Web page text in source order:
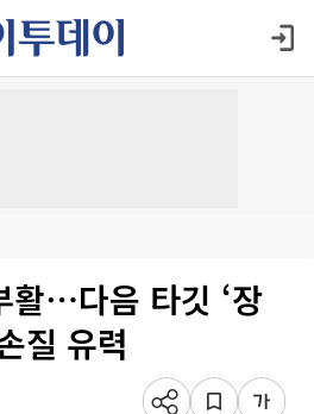
활⋯다음 타깃 ‘장
질 유력